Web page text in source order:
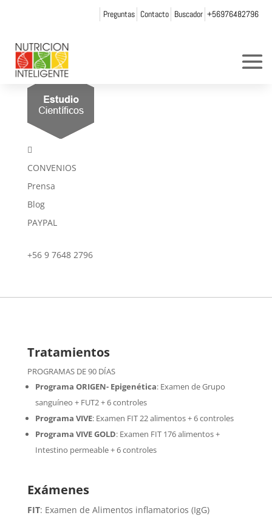
Preguntas Contacto Buscador +56976482796
rombus_alcat5

CONVENIOS
Prensa
Blog
PAYPAL
+56 9 7648 2796
Tratamientos
PROGRAMAS DE 90 DÍAS
Programa ORIGEN- Epigenética:Examen de Grupo
sanguíneo + FUT2 + 6 controles
Programa VIVE: Examen FIT 22 alimentos + 6 controles
Programa VIVE GOLD: Examen FIT 176 alimentos +
Intestino permeable + 6 controles
Exámenes
FIT: Examen de Alimentos inflamatorios (IgG)